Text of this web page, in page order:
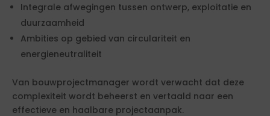
Integrale afwegingen tussen ontwerp, exploitatie en
duurzaamheid
Ambities op gebied van circulariteit en
energieneutraliteit
Van bouwprojectmanager wordt verwacht dat deze
complexiteit wordt beheerst en vertaald naar een
effectieve en haalbare projectaanpak.